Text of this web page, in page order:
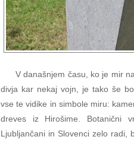
V današnjem času, ko je mir
divja kar nekaj vojn, je tako še
vse te vidike in simbole miru:
dreves iz Hirošime. Botanični
Ljubljančani in Slovenci zelo radi,